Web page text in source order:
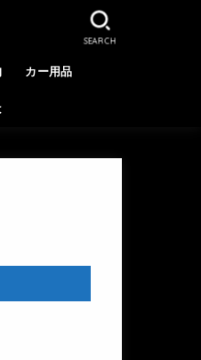
カー用品
SEARCH